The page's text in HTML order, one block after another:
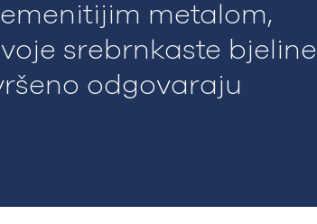
metalom,
srebrnkaste bjeline
odgovaraju